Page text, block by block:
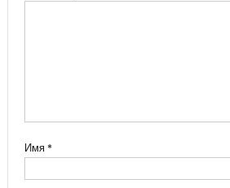
Имя *